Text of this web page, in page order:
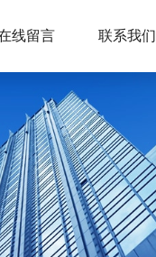
线留言 联系我们